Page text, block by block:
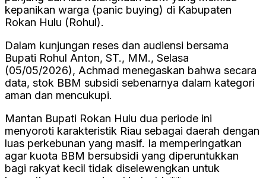
kepanikan warga (panic buying) di Kabupaten
Rokan Hulu (Rohul).
Dalam kunjungan reses dan audiensi bersama
Bupati Rohul Anton, ST., MM., Selasa
(05/05/2026), Achmad menegaskan bahwa secara
data, stok BBM subsidi sebenarnya dalam kategori
aman dan mencukupi.
Mantan Bupati Rokan Hulu dua periode ini
menyoroti karakteristik Riau sebagai daerah dengan
luas perkebunan yang masif. Ia memperingatkan
agar kuota BBM bersubsidi yang diperuntukkan
bagi rakyat kecil tidak diselewengkan untuk